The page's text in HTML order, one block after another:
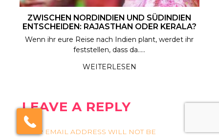
ZWISCHEN NORDINDIEN UND SÜDINDIEN
ENTSCHEIDEN: RAJASTHAN ODER KERALA?
Wenn ihr eure Reise nach Indien plant, werdet ihr
feststellen, dass da.....
WEITERLESEN
LEAVE A REPLY
YOUR EMAIL ADDRESS WILL NOT BE